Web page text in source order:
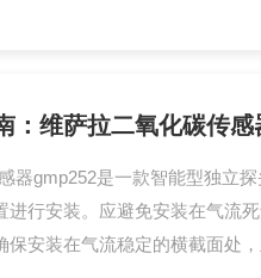
：维萨拉二氧化碳传
器gmp252是一款智能型独立
进行安装。应避免安装在气流
保安装在气流稳定的横截面处